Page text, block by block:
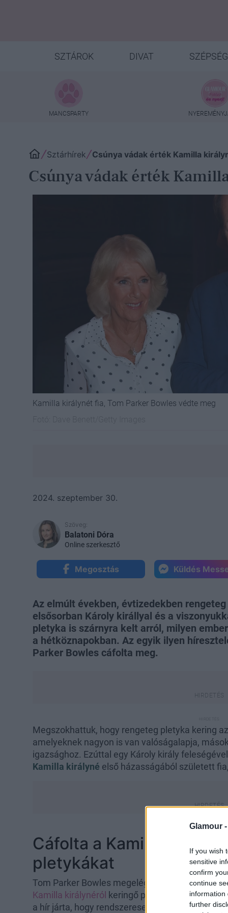
Glamour -
If you wish
sensitive
confirm
continue
information
further
SZTÁROK DIVAT SZÉPSÉG
MANCSPARTY
Sztárhírek Csúnya vádak érték Kamilla
Csúnya vádak érték
Kamilla királynét fia, Tom Parker Bowles védte meg
2024. szeptember 30.
Szöveg:
Balatoni Dóra
Online szerkesztő
Megosztás Küldés
Az elmúlt években, évtizedekben
elsősorban Károly királlyal és a
pletyka is szárnyra kelt arról, milyen
a hétköznapokban. Az egyik ilyen
Parker Bowles cáfolta meg.
Megszokhattuk, hogy rengeteg pletyka kering
amelyeknek nagyon is van valóságalapja,
igazsághoz. Ezúttal egy Károly király
Kamilla királyné első házasságából született
Cáfolta a Kamilla
pletykákat
Tom Parker Bowles megelégelte a hallgatást
Kamilla királynéról keringő pletykával
a hír járta, hogy rendszeresen iszik gint és